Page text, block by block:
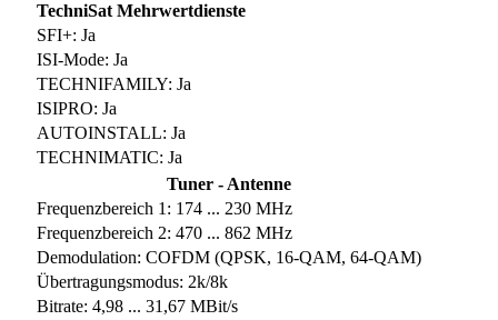
TechniSat Mehrwertdienste
SFI+: Ja
ISI-Mode: Ja
TECHNIFAMILY: Ja
ISIPRO: Ja
AUTOINSTALL: Ja
TECHNIMATIC: Ja
Tuner - Antenne
Frequenzbereich 1: 174 ... 230 MHz
Frequenzbereich 2: 470 ... 862 MHz
Demodulation: COFDM (QPSK, 16-QAM, 64-QAM)
Übertragungsmodus: 2k/8k
Bitrate: 4,98 ... 31,67 MBit/s